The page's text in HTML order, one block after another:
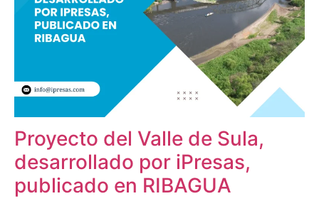
Proyecto del Valle de Sula,
desarrollado por iPresas,
publicado en RIBAGUA